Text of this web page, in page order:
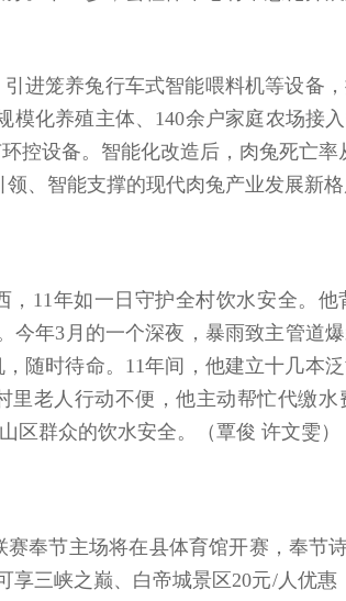
进笼养兔行车式智能喂料机等设备
模化养殖主体、140余户家庭农场接
控设备。智能化改造后，肉兔死亡
、智能支撑的现代肉兔产业发展新格
11年如一日守护全村饮水安全。
今年3月的一个深夜，暴雨致主管道
随时待命。11年间，他建立十几本
老人行动不便，他主动帮忙代缴
区群众的饮水安全。（覃俊 许文雯）
奉节主场将在县体育馆开赛，奉节
享三峡之巅、白帝城景区20元/人优